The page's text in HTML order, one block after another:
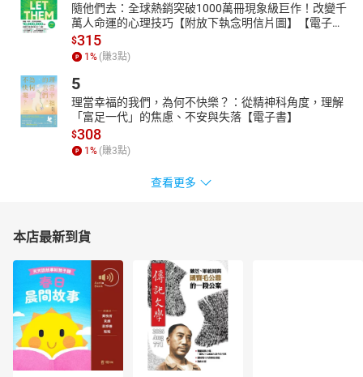
隨他們去：全球熱銷突破1000萬冊現象級巨作！改變千
萬人命運的心理技巧【附放下執念明信片圖】【電子
書】
$315
1 % (賺3點)
5
理當幸福的我們，為何不快樂？：從精神科角度，理解
「富足一代」的焦慮、不安與失落【電子書】
$308
1 % (賺3點)
查看更多
本店最新到貨